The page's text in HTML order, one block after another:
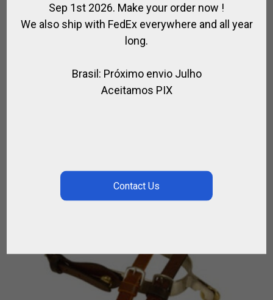
SPIRIT OF POLO PRO BOTAS TRIPLE CUERO
820.00
Sep 1st 2026. Make your order now !
We also ship with FedEx everywhere and all year
long.
Brasil: Próximo envio Julho
Aceitamos PIX